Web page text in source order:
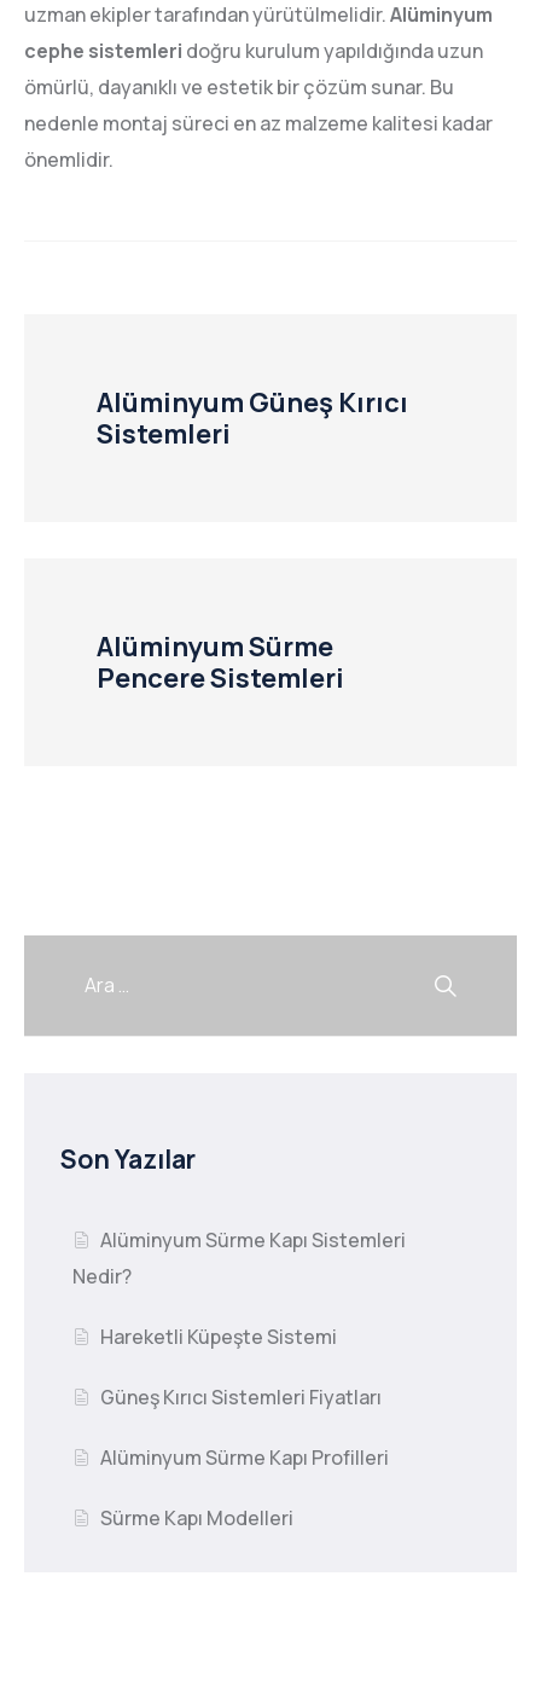
uzman ekipler tarafından yürütülmelidir.Alüminyum
cephe sistemleri doğru kurulum yapıldığında uzun
ömürlü, dayanıklı ve estetik bir çözüm sunar. Bu
nedenle montaj süreci en az malzeme kalitesi kadar
önemlidir.
Alüminyum Güneş Kırıcı
Sistemleri
Alüminyum Sürme
Pencere Sistemleri
Son Yazılar
Alüminyum Sürme Kapı Sistemleri
Nedir?
Hareketli Küpeşte Sistemi
Güneş Kırıcı Sistemleri Fiyatları
Alüminyum Sürme Kapı Profilleri
Sürme Kapı Modelleri